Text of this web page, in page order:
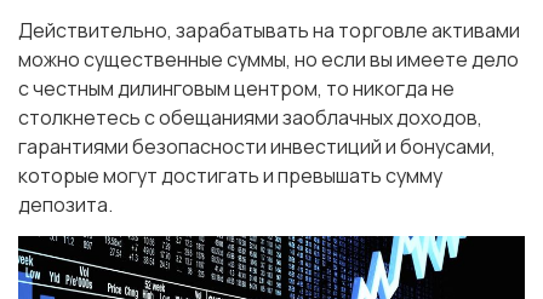
Действительно, зарабатывать на торговле активами
можно существенные суммы, но если вы имеете дело
с честным дилинговым центром, то никогда не
столкнетесь с обещаниями заоблачных доходов,
гарантиями безопасности инвестиций и бонусами,
которые могут достигать и превышать сумму
депозита.